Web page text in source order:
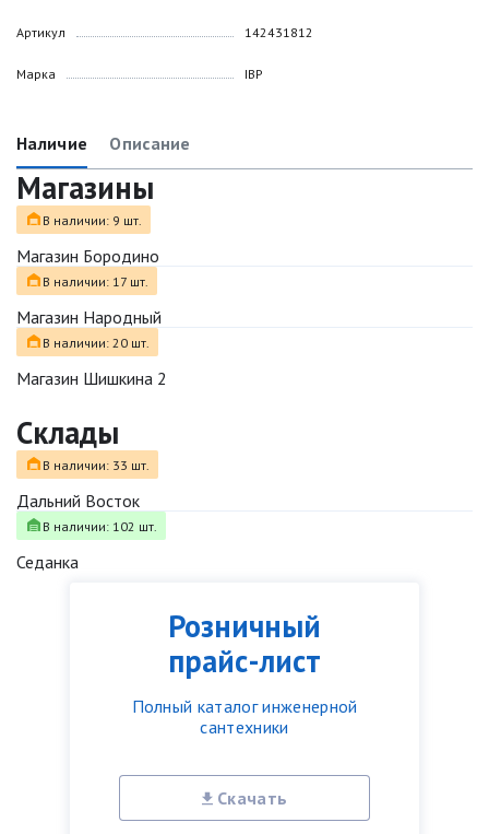
Розничный
прайс-лист
Полный каталог инженерной
сантехники
Скачать
Артикул
Марка
142431812
IBP
Наличие Описание
Магазины
В наличии: 9 шт.
Магазин Бородино
В наличии: 17 шт.
Магазин Народный
В наличии: 20 шт.
Магазин Шишкина 2
Склады
В наличии: 33 шт.
Дальний Восток
В наличии: 102 шт.
Седанка